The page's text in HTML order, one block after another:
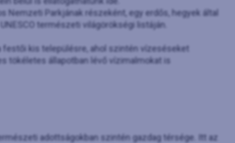
Nemzeti Parkjának részeként, egy erdős, hegyek által
természeti világörökségi listáján.
festői kis településre, ahol szintén vízeséseket
tökéletes állapotban lévő vízimalmokat is
adottságokban szintén gazdag térsége. Itt az